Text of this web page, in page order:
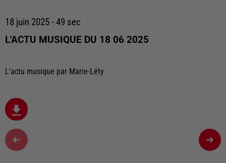
18 juin 2025 - 49 sec
L'ACTU MUSIQUE DU 18 06 2025
L'actu musique par Marie-Léty